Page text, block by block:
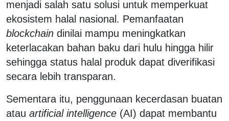
menjadi salah satu solusi untuk memperkuat
ekosistem halal nasional. Pemanfaatan
blockchain dinilai mampu meningkatkan
keterlacakan bahan baku dari hulu hingga hilir
sehingga status halal produk dapat diverifikasi
secara lebih transparan.
Sementara itu, penggunaan kecerdasan buatan
atau artificial intelligence (AI) dapat membantu